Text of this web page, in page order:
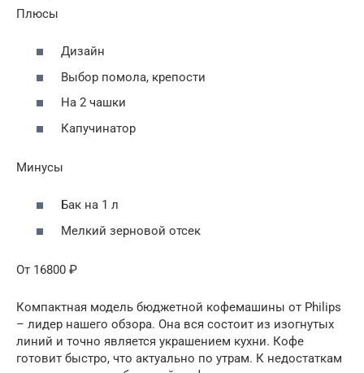
Плюсы
Дизайн
Выбор помола, крепости
На 2 чашки
Капучинатор
Минусы
Бак на 1 л
Мелкий зерновой отсек
От 16800 ₽
Компактная модель бюджетной кофемашины от Philips
– лидер нашего обзора. Она вся состоит из изогнутых
линий и точно является украшением кухни. Кофе
готовит быстро, что актуально по утрам. К недостаткам